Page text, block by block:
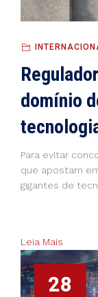
domínio
Para evitar
que apostam
gigantes de
Leia Mais
28